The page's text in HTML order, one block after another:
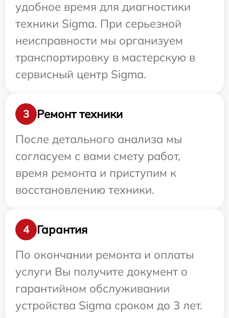
удобное время для диагностики
техники Sigma. При серьезной
неисправности мы организуем
транспортировку в мастерскую в
сервисный центр Sigma.
3
Ремонт техники
После детального анализа мы
согласуем с вами смету работ,
время ремонта и приступим к
восстановлению техники.
4
Гарантия
По окончании ремонта и оплаты
услуги Вы получите документ о
гарантийном обслуживании
устройства Sigma сроком до 3 лет.